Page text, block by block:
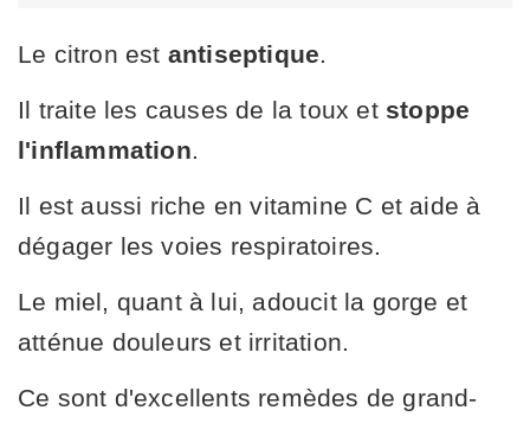
Le citron est antiseptique.
Il traite les causes de la toux et stoppe
l'inflammation.
Il est aussi riche en vitamine C et aide à
dégager les voies respiratoires.
Le miel, quant à lui, adoucit la gorge et
atténue douleurs et irritation.
Ce sont d'excellents remèdes de grand-